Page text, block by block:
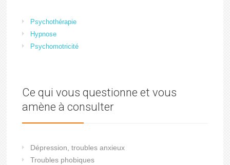
Psychothérapie
Hypnose
Psychomotricité
Ce qui vous questionne et vous
amène à consulter
Dépression, troubles anxieux
Troubles phobiques